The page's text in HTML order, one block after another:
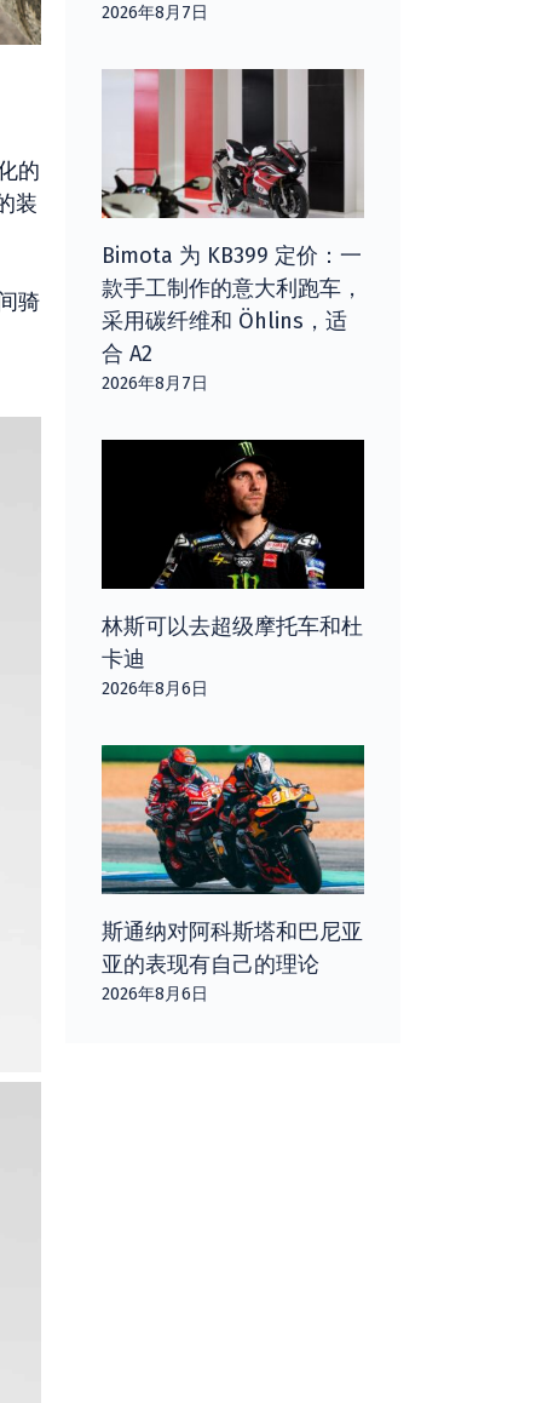
的
装
骑
2026年8月7日
Bimota 为 KB399 定价：一
款手工制作的意大利跑车，
采用碳纤维和 Öhlins，适
合 A2
2026年8月7日
林斯可以去超级摩托车和杜
卡迪
2026年8月6日
斯通纳对阿科斯塔和巴尼亚
亚的表现有自己的理论
2026年8月6日